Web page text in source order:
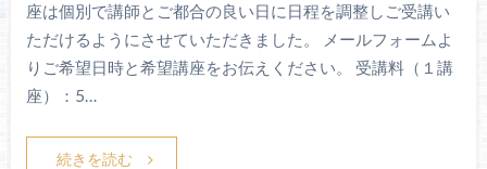
座は個別で講師とご都合の良い日に日程を調整しご受講い
ただけるようにさせていただきました。 メールフォームよ
りご希望日時と希望講座をお伝えください。 受講料（１講
座）：5…
続きを読む